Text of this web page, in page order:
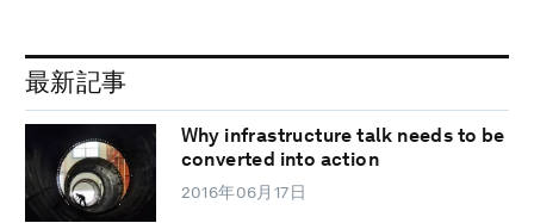
最新記事
Why infrastructure talk needs to be
converted into action
2016年06月17日